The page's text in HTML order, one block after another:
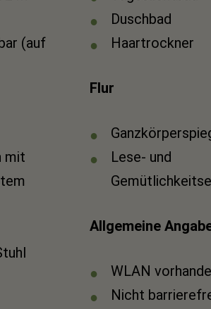
(auf
mit
Duschbad
Haartrockner
Flur
Lese- und
Allgemeine
WLAN
Nicht